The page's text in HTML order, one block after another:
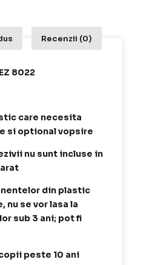
Recenzii (0)
8022
care necesita
si optional vopsire
nu sunt incluse in
din plastic
nu se vor lasa la
sub 3 ani; pot fi
peste 10 ani